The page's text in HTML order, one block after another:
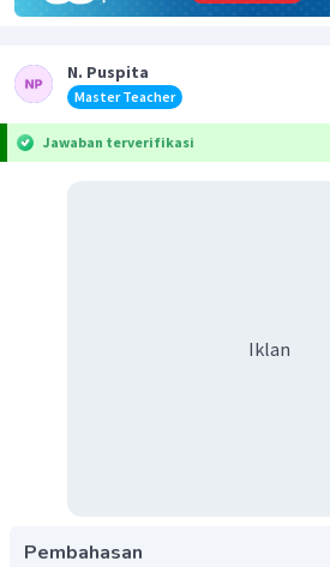
N. Puspita
Master Teacher
Jawaban terverifikasi
Iklan
Pembahasan